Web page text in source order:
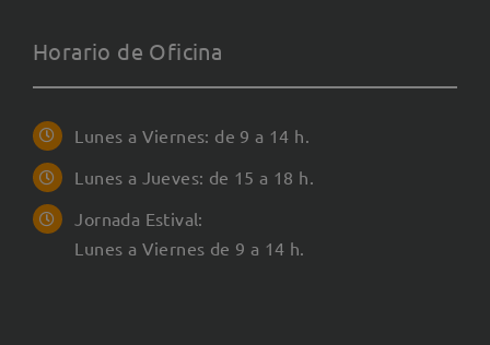
Horario de Oficina
Lunes a Viernes: de 9 a 14 h.
Lunes a Jueves: de 15 a 18 h.
Jornada Estival:
Lunes a Viernes de 9 a 14 h.